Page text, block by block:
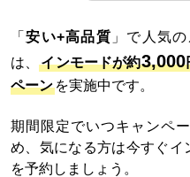
「安い+高品質 」で人気
は、インモードが約3,000
ペーン を実施中です。
期間限定でいつキャンペ
め、気になる方は今すぐイ
を予約しましょう。